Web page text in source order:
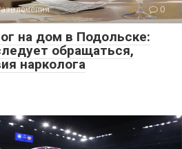
0
на дом в Подольске:
обращаться,
нарколога